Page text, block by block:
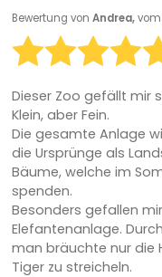
Bewertung von Andrea,vom
Dieser Zoo gefällt mir
Klein, aber Fein.
Die gesamte Anlage
die Ursprünge als
Bäume, welche im
spenden.
Besonders gefallen
Elefantenanlage.
man bräuchte nur die
Tiger zu streicheln.